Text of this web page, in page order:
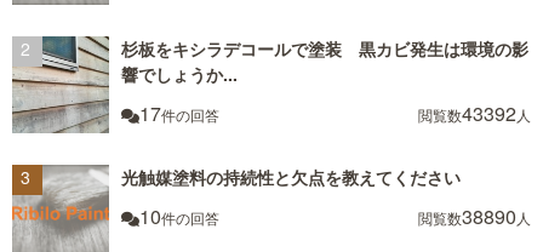
杉板をキシラデコールで塗装 黒カビ発生は環境の影
響でしょうか...
17件の回答 閲覧数43392人
光触媒塗料の持続性と欠点を教えてください
10件の回答 閲覧数38890 人